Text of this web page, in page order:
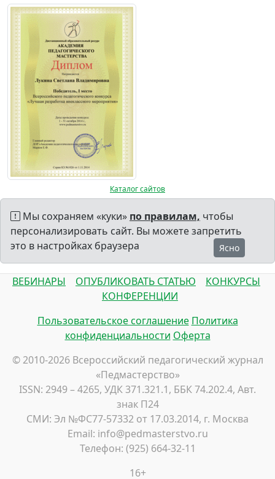
Каталог сайтов
Мы сохраняем «куки» по правилам, чтобы
персонализировать сайт. Вы можете запретить
это в настройках браузера
Ясно
ВЕБИНАРЫ ОПУБЛИКОВАТЬ СТАТЬЮ
КОНКУРСЫ
КОНФЕРЕНЦИИ
Пользовательское соглашение Политика
конфиденциальности Оферта
© 2010-2026 Всероссийский педагогический журнал
«Педмастерство»
ISSN: 2949 – 4265, УДК 371.321.1, ББК 74.202.4, Авт.
знак П24
СМИ: Эл №ФС77-57332 от 17.03.2014, г. Москва
Email: info@pedmasterstvo.ru
Телефон: (925) 664-32-11
16+